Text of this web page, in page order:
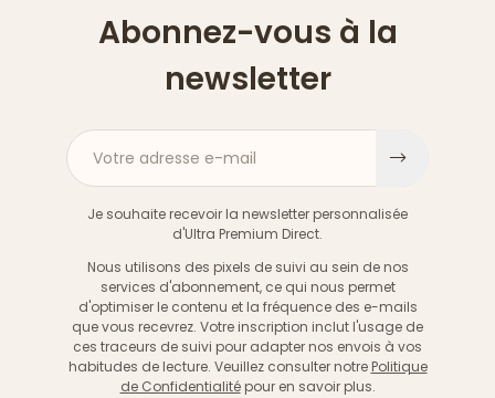
Abonnez-vous à la
newsletter
Votre adresse e-mail
Je souhaite recevoir la newsletter personnalisée
d'Ultra Premium Direct.
Nous utilisons des pixels de suivi au sein de nos
services d'abonnement, ce qui nous permet
d'optimiser le contenu et la fréquence des e-mails
que vous recevrez. Votre inscription inclut l'usage de
ces traceurs de suivi pour adapter nos envois à vos
habitudes de lecture. Veuillez consulter notre Politique
de Confidentialitépour en savoir plus.